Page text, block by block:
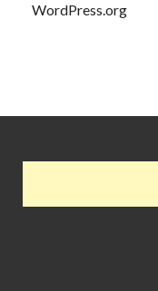
WordPress.org